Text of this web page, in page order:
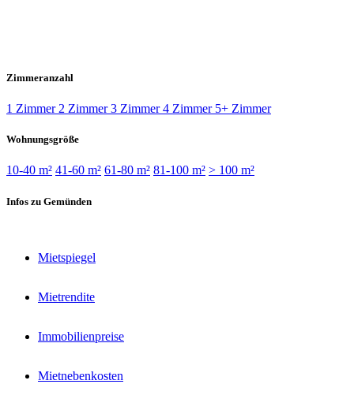
Zimmeranzahl
1 Zimmer 2 Zimmer 3 Zimmer 4 Zimmer 5+ Zimmer
Wohnungsgröße
10-40 m² 41-60 m² 61-80 m² 81-100 m² > 100 m²
Infos zu Gemünden
Mietspiegel
Mietrendite
Immobilienpreise
Mietnebenkosten